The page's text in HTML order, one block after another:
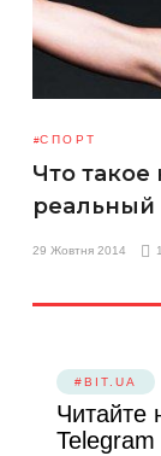
СПОРТ
Что такое
реальный
29 Жовтня 2014 1
#BIT.UA
Читайте
Telegram